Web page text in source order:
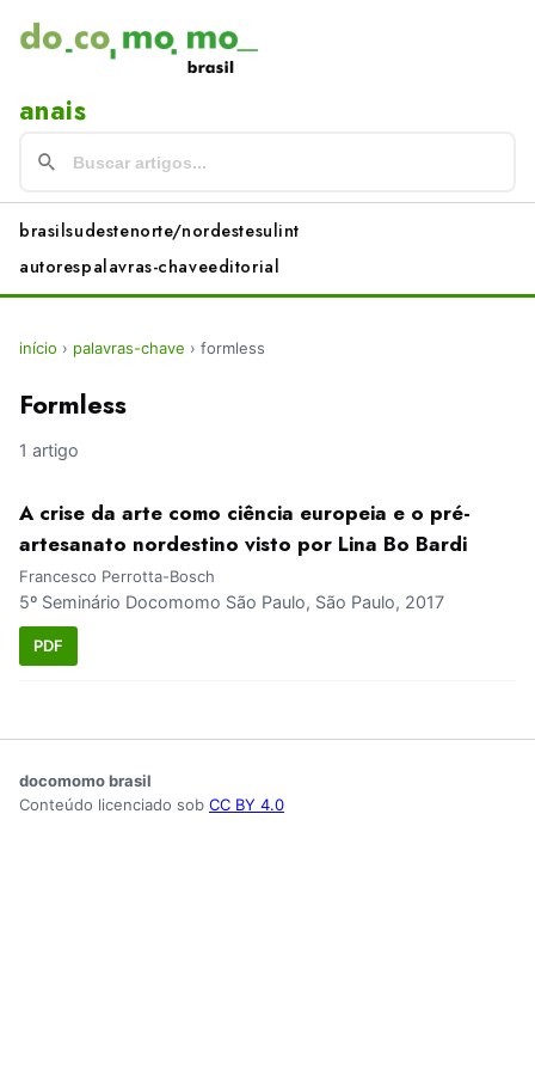
anais
brasilsudestenorte/nordestesulint
autorespalavras-chaveeditorial
início › palavras-chave › formless
Formless
1 artigo
A crise da arte como ciência europeia e o pré-
artesanato nordestino visto por Lina Bo Bardi
Francesco Perrotta-Bosch
5º Seminário Docomomo São Paulo, São Paulo, 2017
PDF
docomomo brasil
Conteúdo licenciado sob CC BY 4.0